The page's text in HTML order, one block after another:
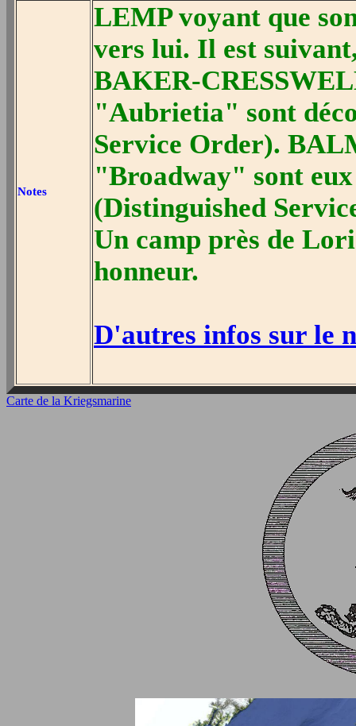
Notes
LEMP voyant que
vers lui. Il est
BAKER-
"Aubrietia" sont
Service Order).
"Broadway" sont
(Distinguished
Un camp près de
honneur.
D'autres infos sur le
Carte de la Kriegsmarine